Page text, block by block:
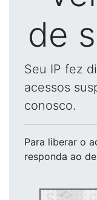
de
Seu IP fez
acessos
conosco.
Para liberar o
responda ao